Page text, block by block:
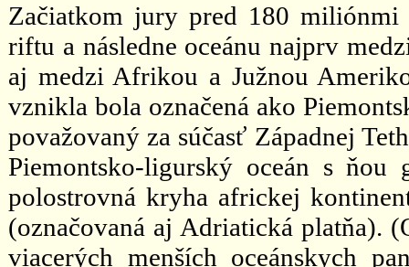
Začiatkom jury pred 180 miliónmi
riftu a následne oceánu najprv
aj medzi Afrikou a Južnou
vznikla bola označená ako
považovaný za súčasť Západnej
Piemontsko-ligurský oceán s
polostrovná kryha africkej
(označovaná aj Adriatická platňa).
viacerých menších oceánskych